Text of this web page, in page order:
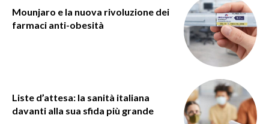
Mounjaro e la nuova rivoluzione dei
farmaci anti-obesità
Liste d’attesa: la sanità italiana
davanti alla sua sfida più grande